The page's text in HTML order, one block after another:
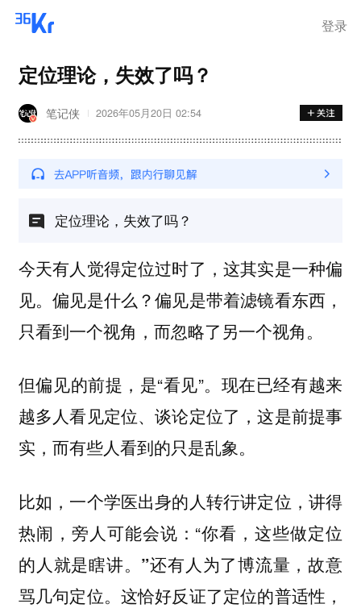
登录
定位理论，失效了吗？
笔记侠 2026年05月20日 02:54
定位理论，失效了吗？
今天有人觉得定位过时了，这其实是一种偏
见。偏见是什么？偏见是带着滤镜看东西，
只看到一个视角，而忽略了另一个视角。
但偏见的前提，是“看见”。现在已经有越来
越多人看见定位、谈论定位了，这是前提事
实，而有些人看到的只是乱象。
比如，一个学医出身的人转行讲定位，讲得
热闹，旁人可能会说：“你看，这些做定位
的人就是瞎讲。”还有人为了博流量，故意
骂几句定位。这恰好反证了定位的普适性，